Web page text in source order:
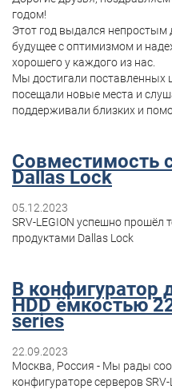
годом!
Этот год выдался
будущее с оптимизмом и
хорошего у каждого из нас.
Мы достигали поставленных
посещали новые места и
поддерживали близких и
Совместимость
Dallas Lock
05.12.2023
SRV-LEGION успешно прошёл
продуктами Dallas Lock
В конфигуратор
HDD ёмкостью
series
22.09.2023
Москва, Россия - Мы рады
конфигураторе серверов